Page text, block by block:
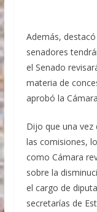
Además,
senadores
el Senado
materia de
aprobó la
Dijo que una vez
las comisiones,
como Cámara
sobre la
el cargo de
secretarías de